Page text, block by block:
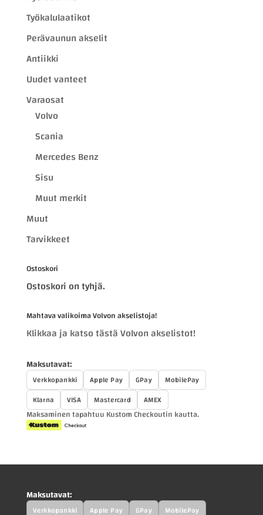
Työkalulaatikot
Perävaunun akselit
Antiikki
Uudet vanteet
Varaosat
Volvo
Scania
Mercedes Benz
Sisu
Muut merkit
Muut
Tarvikkeet
Ostoskori
Ostoskori on tyhjä.
Mahtava valikoima Volvon akselistoja!
Klikkaa ja katso tästä Volvon akselistot!
Maksutavat:
Verkkopankki Apple Pay GPay
MobilePay
Klarna
VISA Mastercard AMEX
Maksaminen tapahtuu Kustom Checkoutin kautta.
Maksutavat:
Verkkopankki Apple Pay GPay MobilePay